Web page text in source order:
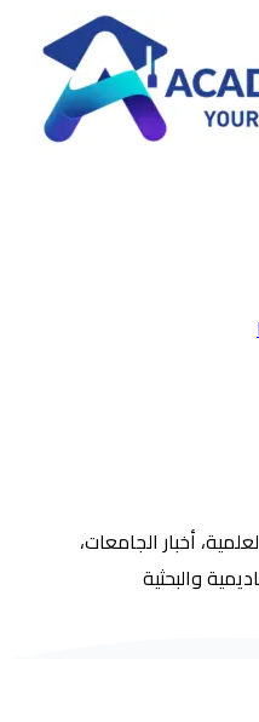
أخبار الجامعات،
والبحثية